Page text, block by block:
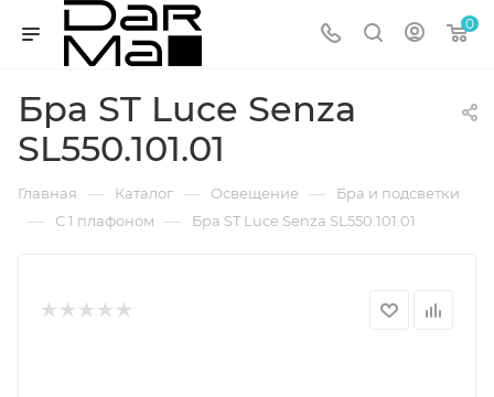
0
Бра ST Luce Senza
SL550.101.01
Главная — Каталог — Освещение — Бра и подсветки
— С 1 плафоном — Бра ST Luce Senza SL550.101.01